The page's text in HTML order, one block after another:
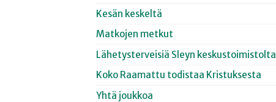
Kesän keskeltä
Matkojen metkut
Lähetysterveisiä Sleyn keskustoimistolta
Koko Raamattu todistaa Kristuksesta
Yhtä joukkoa